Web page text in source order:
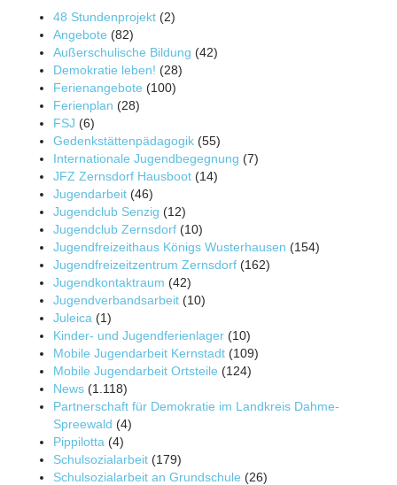
48 Stundenprojekt (2)
Angebote (82)
Außerschulische Bildung (42)
Demokratie leben! (28)
Ferienangebote (100)
Ferienplan (28)
FSJ (6)
Gedenkstättenpädagogik (55)
Internationale Jugendbegegnung (7)
JFZ Zernsdorf Hausboot (14)
Jugendarbeit (46)
Jugendclub Senzig (12)
Jugendclub Zernsdorf (10)
Jugendfreizeithaus Königs Wusterhausen (154)
Jugendfreizeitzentrum Zernsdorf (162)
Jugendkontaktraum (42)
Jugendverbandsarbeit (10)
Juleica (1)
Kinder- und Jugendferienlager (10)
Mobile Jugendarbeit Kernstadt (109)
Mobile Jugendarbeit Ortsteile (124)
News (1.118)
Partnerschaft für Demokratie im Landkreis Dahme-
Spreewald (4)
Pippilotta (4)
Schulsozialarbeit (179)
Schulsozialarbeit an Grundschule (26)